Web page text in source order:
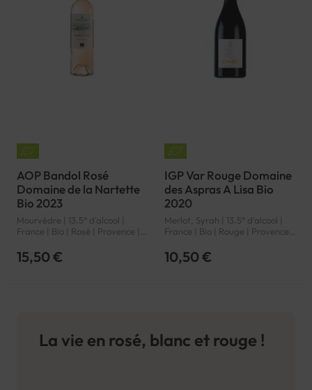
AOP Bandol Rosé
Domaine de la Nartette
Bio 2023
Mourvèdre | 13.5° d'alcool |
France | Bio | Rosé | Provence |
15,50 €
IGP Var Rouge Domaine
des Aspras A Lisa Bio
2020
Merlot, Syrah | 13.5° d'alcool |
France | Bio | Rouge | Provence |
10,50 €
La vie en rosé, blanc et rouge !